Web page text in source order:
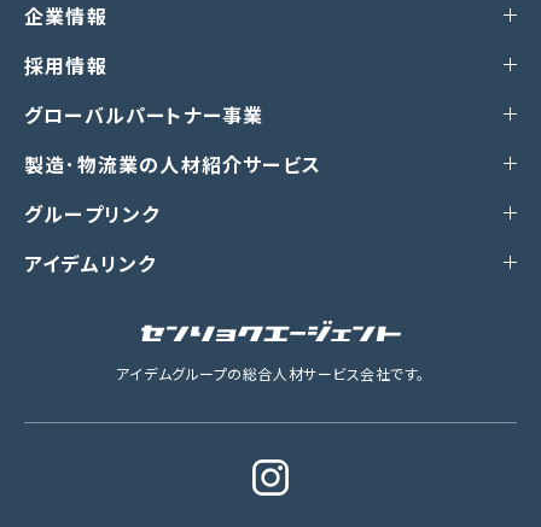
企業情報
採用情報
グローバルパートナー事業
製造･物流業の人材紹介サービス
グループリンク
アイデムリンク
アイデムグループの総合人材サービス会社です。